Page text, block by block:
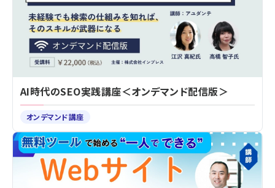
AI時代のSEO実践講座＜オンデマンド配信版＞
オンデマンド講座